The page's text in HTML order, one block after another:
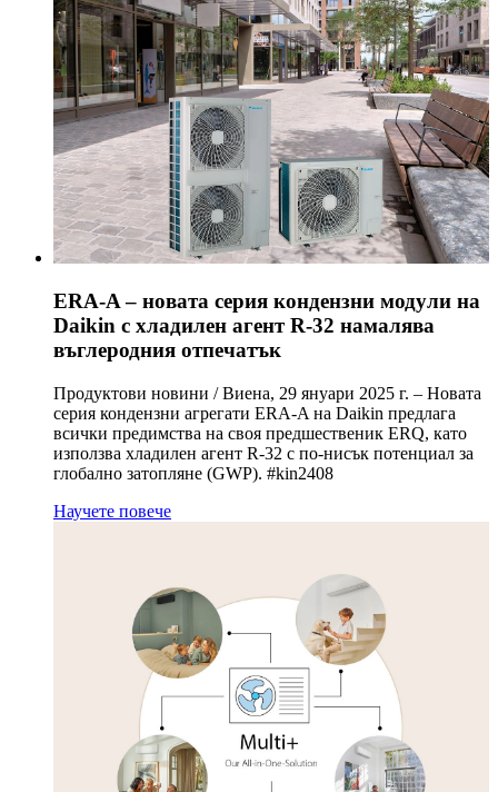
ERA-A – новата серия кондензни модули на
Daikin с хладилен агент R-32 намалява
въглеродния отпечатък
Продуктови новини / Виена, 29 януари 2025 г. – Новата
серия кондензни агрегати ERA-A на Daikin предлага
всички предимства на своя предшественик ERQ, като
използва хладилен агент R-32 с по-нисък потенциал за
глобално затопляне (GWP). #kin2408
Научете повече